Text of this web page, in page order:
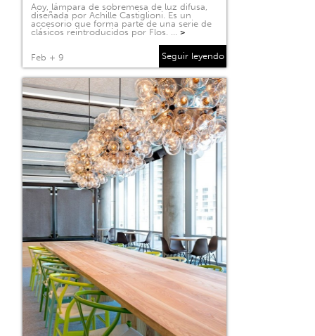
Aoy, lámpara de sobremesa de luz difusa,
diseñada por Achille Castiglioni. Es un
accesorio que forma parte de una serie de
clásicos reintroducidos por Flos. … >
Feb + 9 Seguir leyendo